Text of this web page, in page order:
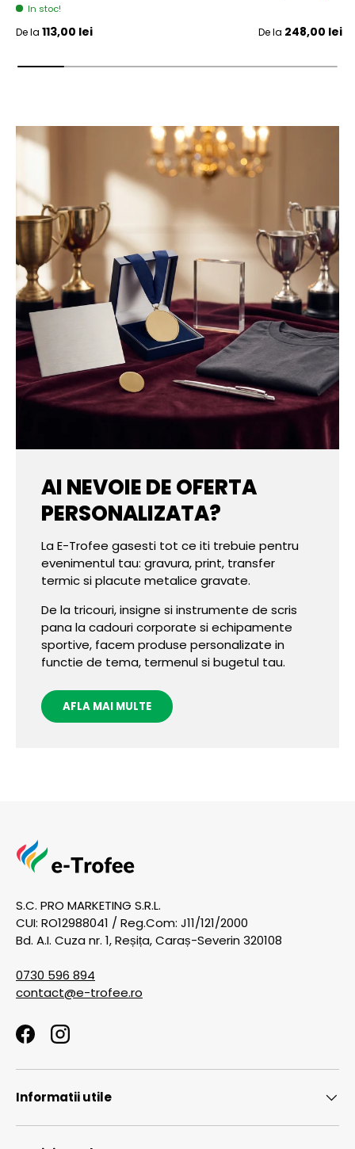
In stoc!
Pret initial
De la 113,00 lei Pret initial
De la 248,00 lei
AI NEVOIE DE OFERTA
PERSONALIZATA?
La E-Trofee gasesti tot ce iti trebuie pentru
evenimentul tau: gravura, print, transfer
termic si placute metalice gravate.
De la tricouri, insigne si instrumente de scris
pana la cadouri corporate si echipamente
sportive, facem produse personalizate in
functie de tema, termenul si bugetul tau.
AFLA MAI MULTE
S.C. PRO MARKETING S.R.L.
CUI: RO12988041 / Reg.Com: J11/121/2000
Bd. A.I. Cuza nr. 1, Reșița, Caraș-Severin 320108
0730 596 894
contact@e-trofee.ro
FacebookInstagram
Informatii utile